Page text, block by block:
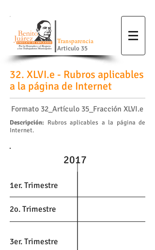
Transparencia
Articulo 35
32. XLVI.e - Rubros aplicables
a la página de Internet
Formato 32_Artículo 35_Fracción XLVI.e
Descripción: Rubros aplicables a la página de
Internet.
2017
1er. Trimestre
2o. Trimestre
3er. Trimestre